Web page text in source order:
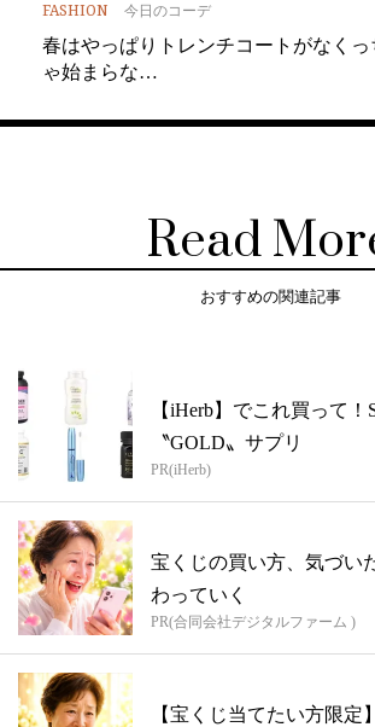
FASHION 今日のコーデ
春はやっぱりトレンチコートがなくっ
ゃ始まらな…
Read
おすすめの関連記事
【iHerb】でこれ買って
〝GOLD〟サプリ
PR(iHerb)
宝くじの買い方、気づい
わっていく
PR(合同会社デジタルファーム )
【宝くじ当てたい方限定